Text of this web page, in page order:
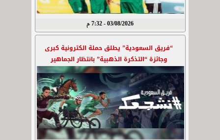
03/08/2026 - 7:32 م
“فريق السعودية” يطلق حملة الكترونية كبرى
وجائزة “التذكرة الذهبية” بانتظار الجماهير